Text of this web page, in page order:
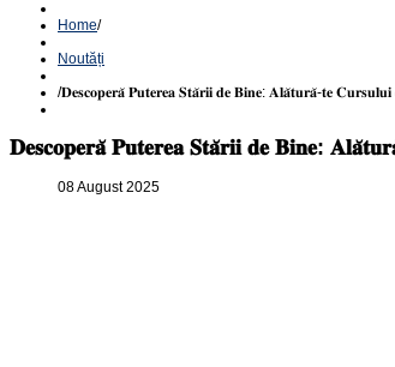
Home/
Noutăți
/𝐃𝐞𝐬𝐜𝐨𝐩𝐞𝐫𝐚̆ 𝐏𝐮𝐭𝐞𝐫𝐞𝐚 𝐒𝐭𝐚̆𝐫𝐢𝐢 𝐝𝐞 𝐁𝐢𝐧𝐞: 𝐀𝐥𝐚̆𝐭𝐮𝐫𝐚̆-𝐭𝐞
𝐃𝐞𝐬𝐜𝐨𝐩𝐞𝐫𝐚̆ 𝐏𝐮𝐭𝐞𝐫𝐞𝐚 𝐒𝐭𝐚̆𝐫𝐢𝐢 𝐝𝐞 𝐁𝐢𝐧𝐞:
08 August 2025